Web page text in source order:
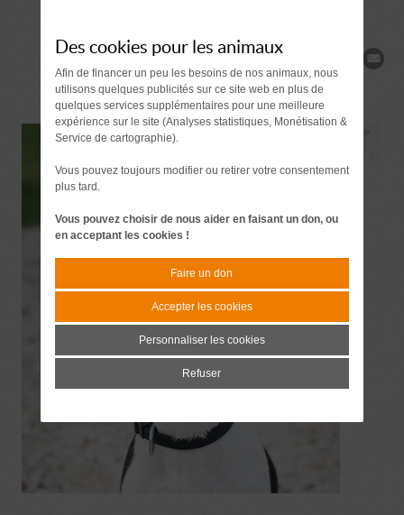
Des cookies pour les animaux
Afin de financer un peu les besoins de nos animaux, nous
utilisons quelques publicités sur ce site web en plus de
quelques services supplémentaires pour une meilleure
expérience sur le site (Analyses statistiques, Monétisation &
Service de cartographie).
Vous pouvez toujours modifier ou retirer votre consentement
plus tard.
Vous pouvez choisir de nous aider en faisant un don, ou
en acceptant les cookies !
Faire un don
Accepter les cookies
Personnaliser les cookies
Refuser